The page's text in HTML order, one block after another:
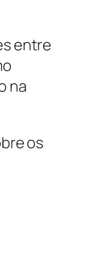
entre
na
os